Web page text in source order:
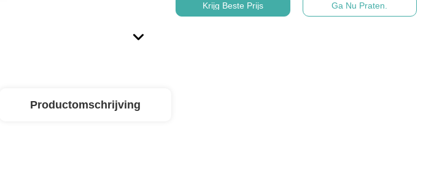
Krijg Beste Prijs Ga Nu Praten.
Productomschrijving